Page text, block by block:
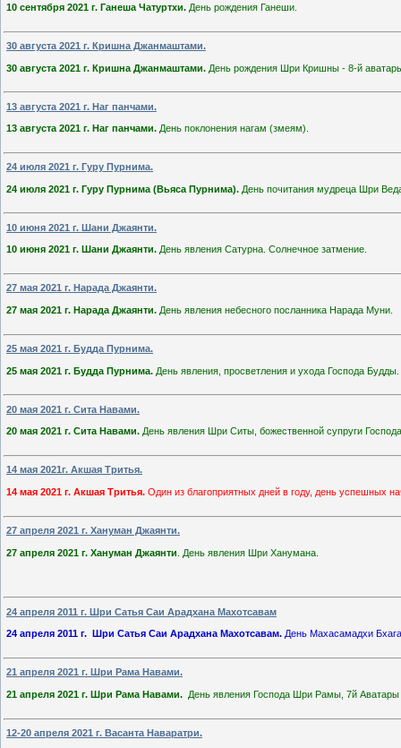
10 сентября 2021 г. Ганеша Чатуртхи. День рождения Ганеши.
30 августа 2021 г. Кришна Джанмаштами.
30 августа 2021 г. Кришна Джанмаштами. День рождения Шри Кришны - 8-й
13 августа 2021 г. Наг панчами.
13 августа 2021 г. Наг панчами. День поклонения нагам (змеям).
24 июля 2021 г. Гуру Пурнима.
24 июля 2021 г. Гуру Пурнима (Вьяса Пурнима). День почитания мудреца Шри
10 июня 2021 г. Шани Джаянти.
10 июня 2021 г. Шани Джаянти. День явления Сатурна. Солнечное затмение.
27 мая 2021 г. Нарада Джаянти.
27 мая 2021 г. Нарада Джаянти. День явления небесного посланника Нарада Муни.
25 мая 2021 г. Будда Пурнима.
25 мая 2021 г. Будда Пурнима. День явления, просветления и ухода Господа Будды.
20 мая 2021 г. Сита Навами.
20 мая 2021 г. Сита Навами. День явления Шри Ситы, божественной супруги
14 мая 2021г. Акшая Тритья.
14 мая 2021 г. Акшая Тритья. Один из благоприятных дней в году, день успешных
27 апреля 2021 г. Хануман Джаянти.
27 апреля 2021 г. Хануман Джаянти . День явления Шри Ханумана.
24 апреля 2011 г. Шри Сатья Саи Арадхана Махотсавам
24 апреля 2011 г. Шри Сатья Саи Арадхана Махотсавам. День Махасамадхи
21 апреля 2021 г. Шри Рама Навами.
21 апреля 2021 г. Шри Рама Навами. День явления Господа Шри Рамы, 7й
12-20 апреля 2021 г. Васанта Наваратри.